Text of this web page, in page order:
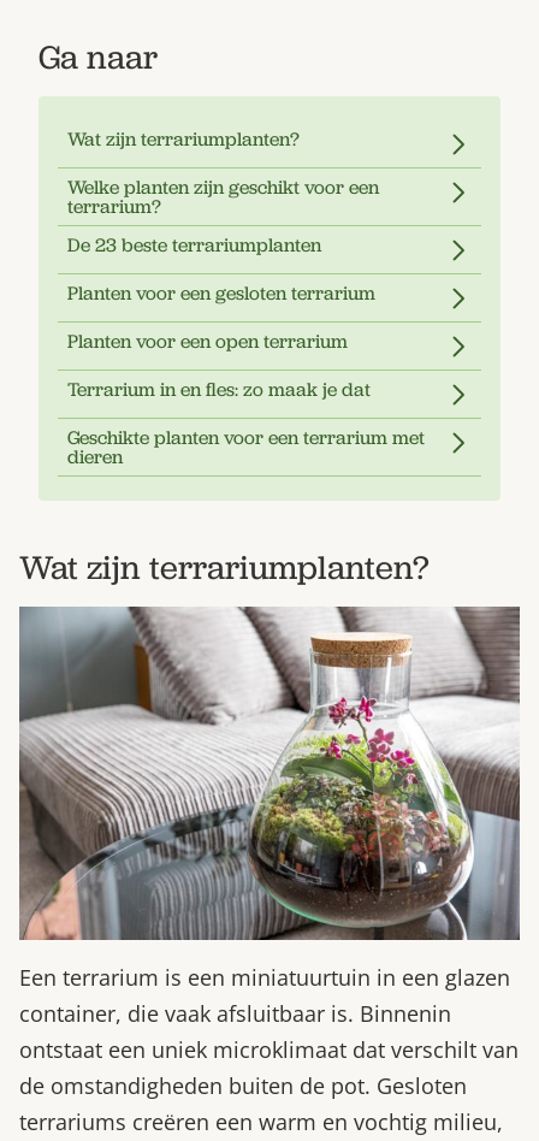
Ga naar
Wat zijn terrariumplanten?
Welke planten zijn geschikt voor een
terrarium?
De 23 beste terrariumplanten
Planten voor een gesloten terrarium
Planten voor een open terrarium
Terrarium in en fles: zo maak je dat
Geschikte planten voor een terrarium met
dieren
Wat zijn terrariumplanten?
Een terrarium is een miniatuurtuin in een glazen
container, die vaak afsluitbaar is. Binnenin
ontstaat een uniek microklimaat dat verschilt van
de omstandigheden buiten de pot. Gesloten
terrariums creëren een warm en vochtig milieu,